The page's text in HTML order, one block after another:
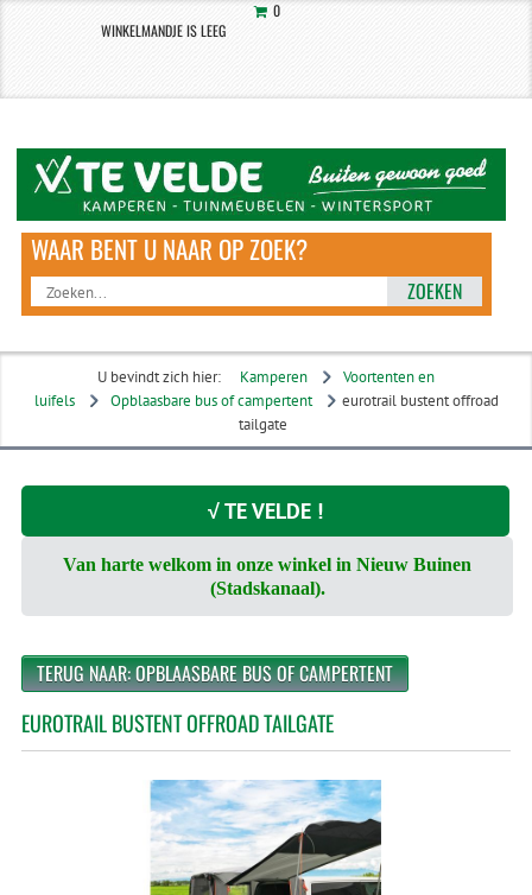
0
WINKELMANDJE IS LEEG
ZOEKEN
U bevindt zich hier: Kamperen
Voortenten en
luifels
Opblaasbare bus of campertent
eurotrail bustent offroad
tailgate
√ TE VELDE !
Van harte welkom in onze winkel in Nieuw Buinen
(Stadskanaal).
TERUG NAAR: OPBLAASBARE BUS OF CAMPERTENT
EUROTRAIL BUSTENT OFFROAD TAILGATE